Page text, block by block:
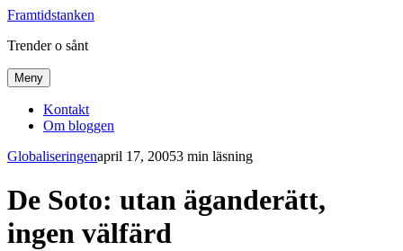
Framtidstanken
Trender o sånt
Meny
Kontakt
Om bloggen
Globaliseringenapril 17, 20053 min läsning
De Soto: utan äganderätt,
ingen välfärd